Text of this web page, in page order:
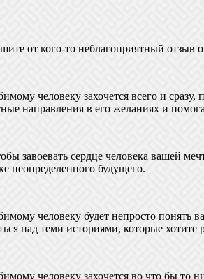
от кого-то неблагоприятный отзыв
человеку захочется всего и
направления в его желаниях и
завоевать сердце человека вашей
неопределенного будущего.
человеку будет непросто понять
над теми историями, которые хотите
человеку захочется во что бы то